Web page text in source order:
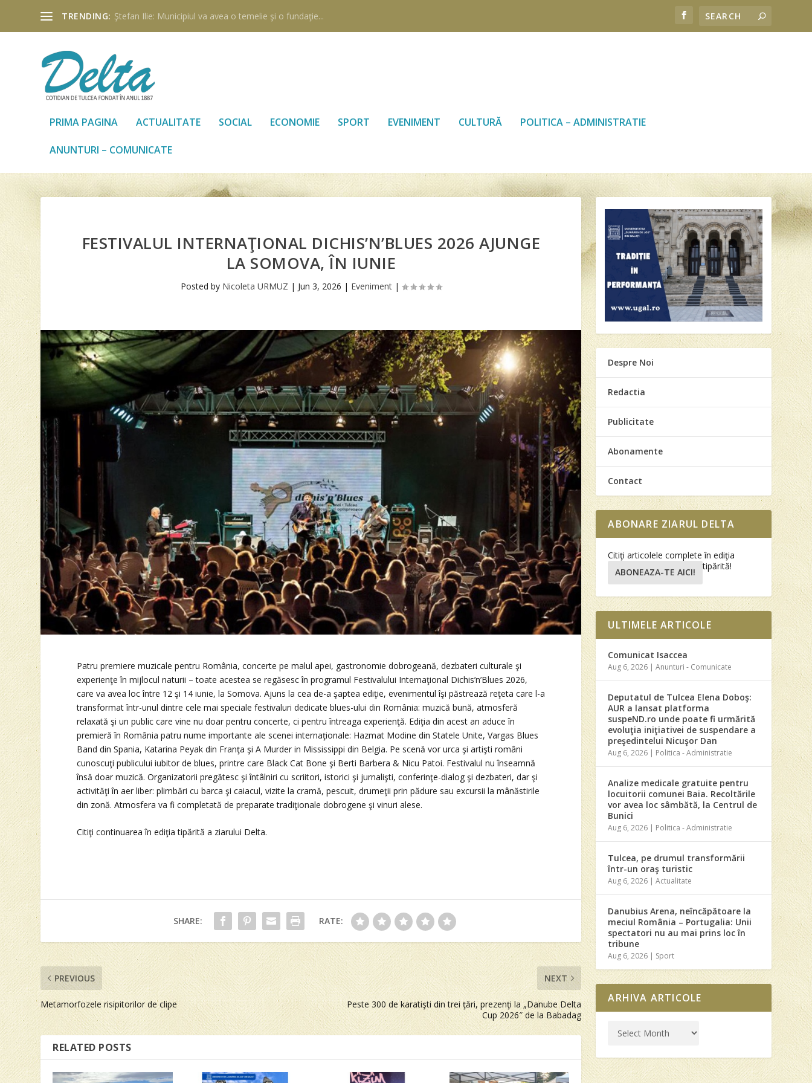
TRENDING: Ştefan Ilie: Municipiul va avea o temelie şi o fundaţie...
PRIMA PAGINA ACTUALITATE SOCIAL ECONOMIE SPORT EVENIMENT CULTURĂ POLITICA – ADMINISTRATIE
ANUNTURI – COMUNICATE
FESTIVALUL INTERNAŢIONAL DICHIS’N’BLUES 2026 AJUNGE
LA SOMOVA, ÎN IUNIE
Posted by Nicoleta URMUZ | Jun 3, 2026 | Eveniment|
Patru premiere muzicale pentru România, concerte pe malul apei, gastronomie dobrogeană, dezbateri culturale şi
experienţe în mijlocul naturii – toate acestea se regăsesc în programul Festivalului Internaţional Dichis’n’Blues 2026,
care va avea loc între 12 şi 14 iunie, la Somova. Ajuns la cea de-a şaptea ediţie, evenimentul îşi păstrează reţeta care l-a
transformat într-unul dintre cele mai speciale festivaluri dedicate blues-ului din România: muzică bună, atmosferă
relaxată şi un public care vine nu doar pentru concerte, ci pentru întreaga experienţă. Ediţia din acest an aduce în
premieră în România patru nume importante ale scenei internaţionale: Hazmat Modine din Statele Unite, Vargas Blues
Band din Spania, Katarina Peyak din Franţa şi A Murder in Mississippi din Belgia. Pe scenă vor urca şi artişti români
cunoscuţi publicului iubitor de blues, printre care Black Cat Bone şi Berti Barbera & Nicu Patoi. Festivalul nu înseamnă
însă doar muzică. Organizatorii pregătesc şi întâlniri cu scriitori, istorici şi jurnalişti, conferinţe-dialog şi dezbateri, dar şi
activităţi în aer liber: plimbări cu barca şi caiacul, vizite la cramă, pescuit, drumeţii prin pădure sau excursii la mânăstirile
din zonă. Atmosfera va fi completată de preparate tradiţionale dobrogene şi vinuri alese.
Citiţi continuarea în ediţia tipărită a ziarului Delta.
SHARE: RATE:
PREVIOUS
Metamorfozele risipitorilor de clipe
NEXT
Peste 300 de karatişti din trei ţări, prezenţi la „Danube Delta
Cup 2026″ de la Babadag
RELATED POSTS
Despre Noi
Redactia
Publicitate
Abonamente
Contact
ABONARE ZIARUL DELTA
Citiţi articolele complete în ediţia
tipărită!
ABONEAZA-TE AICI!
ULTIMELE ARTICOLE
Comunicat Isaccea
Aug 6, 2026 |Anunturi - Comunicate
Deputatul de Tulcea Elena Doboş:
AUR a lansat platforma
suspeND.ro unde poate fi urmărită
evoluţia iniţiativei de suspendare a
preşedintelui Nicuşor Dan
Aug 6, 2026 | Politica - Administratie
Analize medicale gratuite pentru
locuitorii comunei Baia. Recoltările
vor avea loc sâmbătă, la Centrul de
Bunici
Aug 6, 2026 | Politica - Administratie
Tulcea, pe drumul transformării
într-un oraş turistic
Aug 6, 2026 |Actualitate
Danubius Arena, neîncăpătoare la
meciul România – Portugalia: Unii
spectatori nu au mai prins loc în
tribune
Aug 6, 2026 | Sport
ARHIVA ARTICOLE